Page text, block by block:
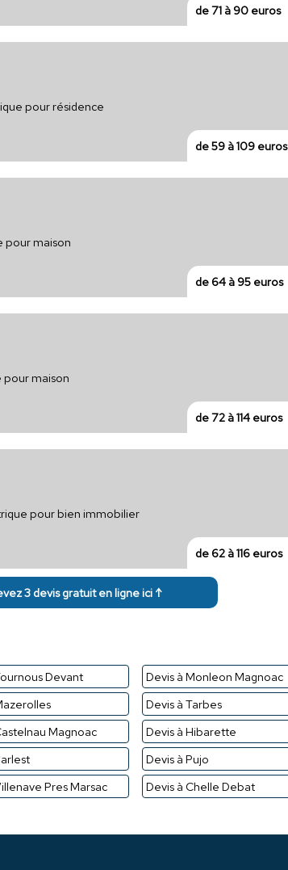
de 71 à 90 euros
pour résidence
de 59 à 109 euros
pour maison
de 64 à 95 euros
maison
de 72 à 114 euros
pour bien immobilier
de 62 à 116 euros
3 devis gratuit en ligne ici ↑
Devant
Devis à Monleon Magnoac
Devis à Tarbes
Magnoac
Devis à Hibarette
Devis à Pujo
Pres Marsac Devis à Chelle Debat